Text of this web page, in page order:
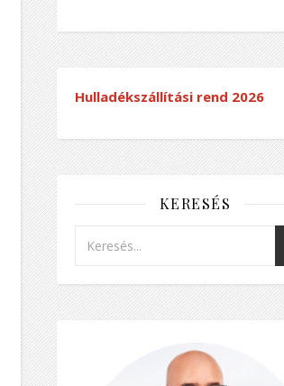
Hulladékszállítási rend 2026
KERESÉS